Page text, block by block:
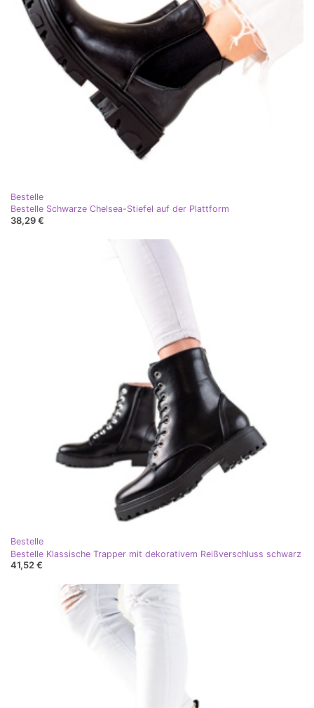
Bestelle
Bestelle Schwarze Chelsea-Stiefel auf der Plattform
38,29 €
Bestelle
Bestelle Klassische Trapper mit dekorativem Reißverschluss schwarz
41,52 €